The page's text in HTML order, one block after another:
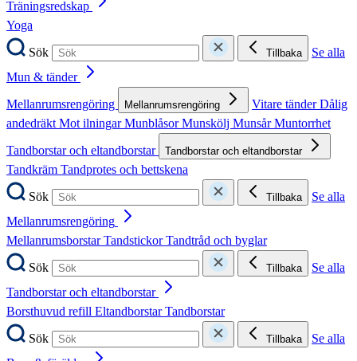
Träningsredskap
Yoga
Sök
Tillbaka
Se alla
Mun & tänder
Mellanrumsrengöring
Mellanrumsrengöring Vitare tänderDålig
andedräktMot ilningarMunblåsorMunskölj MunsårMuntorrhet
Tandborstar och eltandborstar
Tandborstar och eltandborstar
Tandkräm Tandprotes och bettskena
Sök
Tillbaka
Se alla
Mellanrumsrengöring
MellanrumsborstarTandstickorTandtråd och byglar
Sök
Tillbaka
Se alla
Tandborstar och eltandborstar
Borsthuvud refill EltandborstarTandborstar
Sök
Tillbaka
Se alla